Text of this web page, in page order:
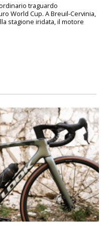
traguardo
World Cup. A Breuil-Cervinia,
stagione iridata, il motore